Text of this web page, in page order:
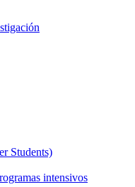
Students)
intensivos